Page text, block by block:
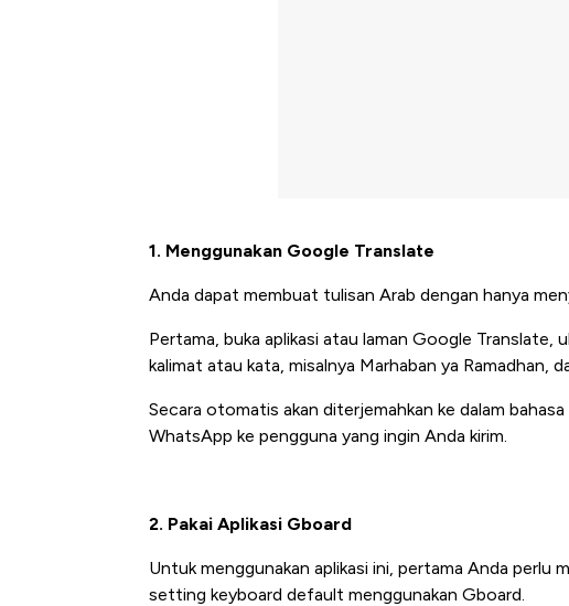
1. Menggunakan Google Translate
Anda dapat membuat tulisan Arab dengan hanya
Pertama, buka aplikasi atau laman Google Translate,
kalimat atau kata, misalnya Marhaban ya Ramadhan,
Secara otomatis akan diterjemahkan ke dalam
WhatsApp ke pengguna yang ingin Anda kirim.
2. Pakai Aplikasi Gboard
Untuk menggunakan aplikasi ini, pertama Anda perlu
setting keyboard default menggunakan Gboard.